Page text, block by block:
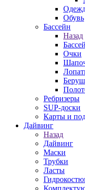
Обувь
Бассейн
Назад
Очки
Ребризеры
SUP-доски
Карты и
Дайвинг
Назад
Дайвинг
Маски
Трубки
Ласты